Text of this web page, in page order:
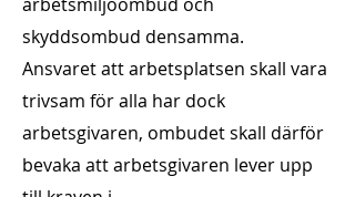
skyddsombud densamma.
Ansvaret att arbetsplatsen skall vara
trivsam för alla har dock
arbetsgivaren, ombudet skall därför
bevaka att arbetsgivaren lever upp